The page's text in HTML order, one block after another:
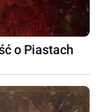
o Piastach